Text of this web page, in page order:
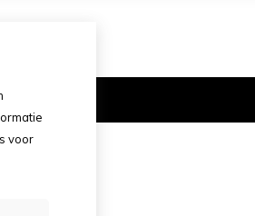
voor
18+